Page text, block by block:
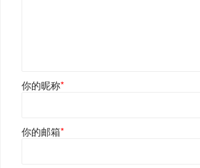
你的昵称*
你的邮箱*